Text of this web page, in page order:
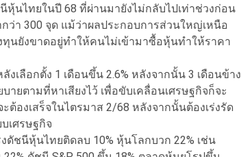
หุ้นไทยในปี 68 ที่ผ่านมายังไม่กลับไปเท่าช่วงก่อน
ว่า 300 จุด แม้ว่าผลประกอบการส่วนใหญ่เหนือ
ทุนยังขาดอยู่ทำให้คนไม่เข้ามาซื้อหุ้นทำให้ราคา
เลือกตั้ง 1 เดือนขึ้น 2.6% หลังจากนั้น 3 เดือนข้าง
ยตามที่หาเสียงไว้ เพื่อขับเคลื่อนเศรษฐกิจก็จะ
องเสร็จในไตรมาส 2/68 หลังจากนั้นต้องเร่งรัด
เศรษฐกิจ
ชนีหุ้นไทยติดลบ 10% หุ้นโลกบวก 22% เช่น